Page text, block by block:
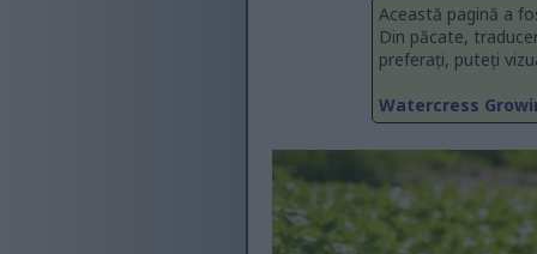
Această pagină a
Din păcate,
preferați, puteți
Watercress